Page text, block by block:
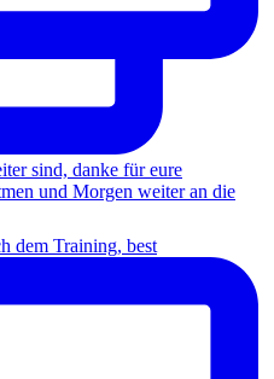
dem Training, best